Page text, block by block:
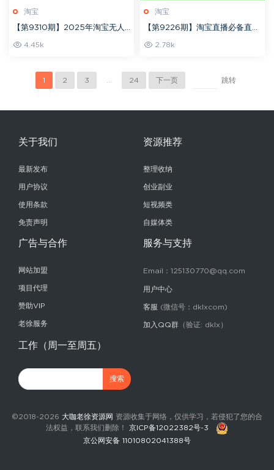
淘宝
【第9310期】2025年淘宝无人
直播带货10.0.全新技术，不违
4.45k
淘宝
【第9226期】淘宝直播必备直播
间互动技巧，掌握这些方法下一
2.78k
1 2 3 24 下一页 跳转
关于我们
最新发布
用户协议
使用条款
免责声明
资源推荐
整理收纳
创业副业
短视频类
自媒体类
广告与合作
网站加盟
项目代理
赞助VIP
老徐服务
服务与支持
Email：125130770@qq.com
用户中心
客服 (微信号：dklxcom)
加入QQ群 （验证: dklx）
工作（周一至周五）
©2018-2026 大咖老徐资源网 资源收集于网络，仅供学习，若侵犯了您的合
法权益，联系我们删除！ 京ICP备12022382号-3
京公网安备 11010802041388号